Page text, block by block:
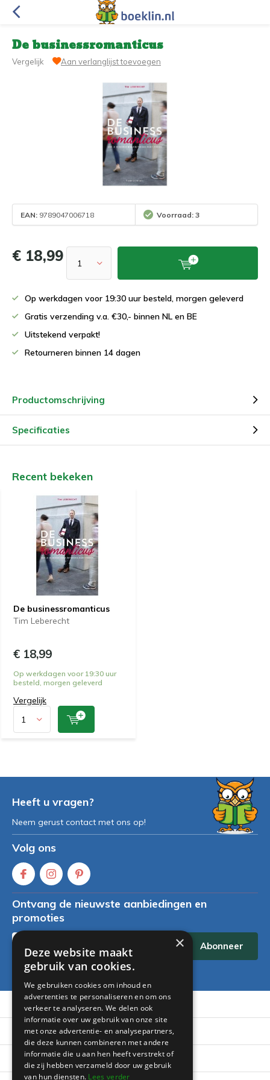
De businessromanticus
Vergelijk Aan verlanglijst toevoegen
EAN: 9789047006718 Voorraad: 3
€ 18,99
Op werkdagen voor 19:30 uur besteld, morgen geleverd
Gratis verzending v.a. €30,- binnen NL en BE
Uitstekend verpakt!
Retourneren binnen 14 dagen
Productomschrijving
Specificaties
Recent bekeken
De businessromanticus
Tim Leberecht
€ 18,99
Op werkdagen voor 19:30 uur
besteld, morgen geleverd
Vergelijk
Heeft u vragen?
Neem gerust contact met ons op!
Volg ons
Ontvang de nieuwste aanbiedingen en
promoties
Abonneer
* Lees hier de wettelijke beperkingen
Klantenservice
Mijn account
Categorieën
×
Deze website maakt
gebruik van cookies.
We gebruiken cookies om inhoud en
advertenties te personaliseren en om ons
verkeer te analyseren. We delen ook
informatie over uw gebruik van onze site
met onze advertentie- en analysepartners,
die deze kunnen combineren met andere
informatie die u aan hen heeft verstrekt of
die zij hebben verzameld door uw gebruik
van hun diensten. Lees verder